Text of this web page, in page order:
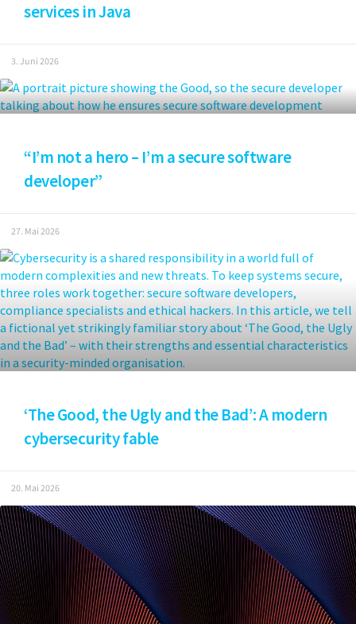
services in Java
3. Juni 2026
“I’m not a hero – I’m a secure software
developer”
27. Mai 2026
‘The Good, the Ugly and the Bad’: A modern
cybersecurity fable
20. Mai 2026